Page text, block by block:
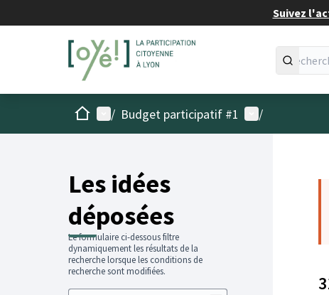
Suivez
AccueilMenu principal
/ Budget participatif #1 Menu utilisateur
/
Les idées
déposées
Le formulaire ci-dessous filtre
dynamiquement les résultats de la
recherche lorsque les conditions de
recherche sont modifiées.